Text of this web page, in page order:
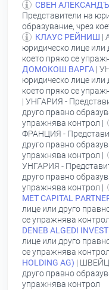
СВЕН
Представители на
образувание, чрез
КЛАУС РЕЙНИШ |
юридическо лице или
което пряко се
ДОМОКОШ ВАРГА |
юридическо лице или
което пряко се
| УНГАРИЯ -
друго правно
упражнява контрол |
ФРАНЦИЯ -
друго правно
упражнява контрол |
УНГАРИЯ -
друго правно
упражнява контрол |
МЕТ СAPITAL
лице или друго
се упражнява
DENEB АLGEDI
лице или друго
се упражнява
НOLDING АG) |
друго правно
упражнява контрол